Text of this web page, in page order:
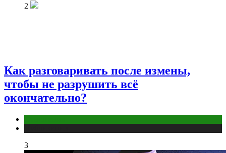
2
Как разговаривать после измены,
чтобы не разрушить всё
окончательно?
3